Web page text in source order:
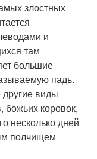
злостных
и
там
большие
падь.
виды
божьих коровок,
несколько дней
полчищем